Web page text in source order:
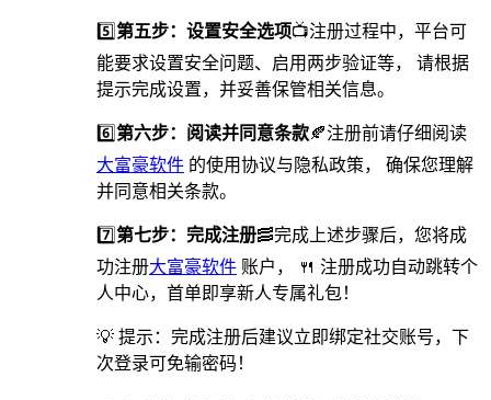
5️⃣第五步：设置安全选项📺️注册过程中，平台可
能要求设置安全问题、启用两步验证等， 请根据
提示完成设置，并妥善保管相关信息。
6️⃣第六步：阅读并同意条款🍂注册前请仔细阅读
大富豪软件 的使用协议与隐私政策， 确保您理解
并同意相关条款。
7️⃣第七步：完成注册🥓完成上述步骤后，您将成
功注册大富豪软件 账户， 🍴 注册成功自动跳转个
人中心，首单即享新人专属礼包！
💡 提示：完成注册后建议立即绑定社交账号，下
次登录可免输密码！